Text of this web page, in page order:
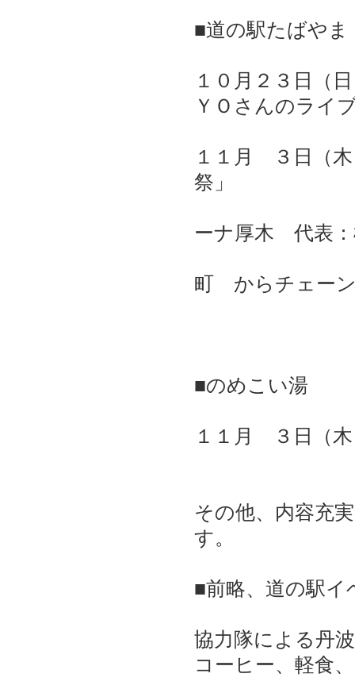
■道の駅たばやま
１０月２
ＹＯさんのライ
１１月
祭」
ーナ厚木 代表：
町 からチェー
■のめこい湯
１１月
その他、内容充
す。
■前略、道の駅イ
協力隊による丹
コーヒー、軽食